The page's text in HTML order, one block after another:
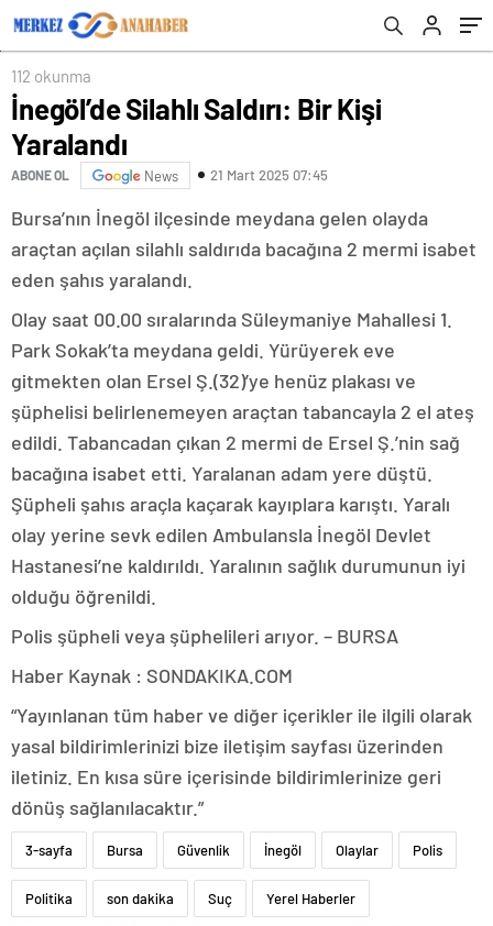
112 okunma
İnegöl’de Silahlı Saldırı: Bir Kişi
Yaralandı
ABONE OL News 21 Mart 2025 07:45
Bursa’nın İnegöl ilçesinde meydana gelen olayda
araçtan açılan silahlı saldırıda bacağına 2 mermi isabet
eden şahıs yaralandı.
Olay saat 00.00 sıralarında Süleymaniye Mahallesi 1.
Park Sokak’ta meydana geldi. Yürüyerek eve
gitmekten olan Ersel Ş.(32)’ye henüz plakası ve
şüphelisi belirlenemeyen araçtan tabancayla 2 el ateş
edildi. Tabancadan çıkan 2 mermi de Ersel Ş.’nin sağ
bacağına isabet etti. Yaralanan adam yere düştü.
Şüpheli şahıs araçla kaçarak kayıplara karıştı. Yaralı
olay yerine sevk edilen Ambulansla İnegöl Devlet
Hastanesi’ne kaldırıldı. Yaralının sağlık durumunun iyi
olduğu öğrenildi.
Polis şüpheli veya şüphelileri arıyor. – BURSA
Haber Kaynak : SONDAKIKA.COM
“Yayınlanan tüm haber ve diğer içerikler ile ilgili olarak
yasal bildirimlerinizi bize iletişim sayfası üzerinden
iletiniz. En kısa süre içerisinde bildirimlerinize geri
dönüş sağlanılacaktır.”
3-sayfa Bursa Güvenlik İnegöl Olaylar Polis
Politika son dakika Suç Yerel Haberler